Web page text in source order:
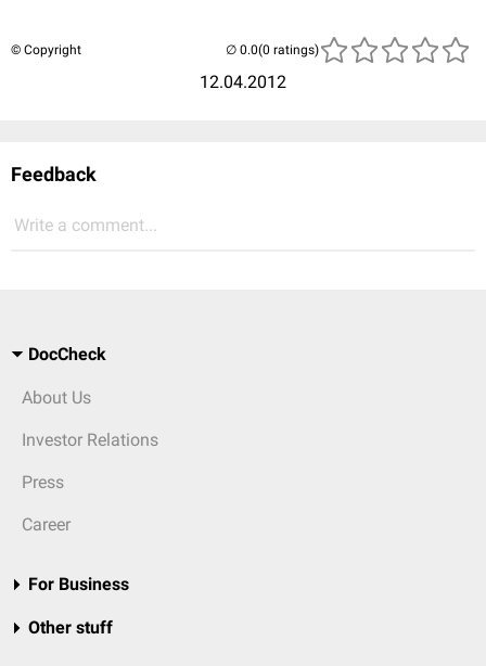
© Copyright
12.04.2012
(0 ratings)
Feedback
Write a comment...
DocCheck
About Us
Investor Relations
Press
Career
For Business
Other stuff